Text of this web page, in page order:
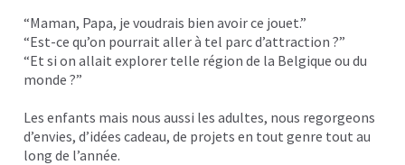
“Maman, Papa, je voudrais bien avoir ce jouet.”
“Est-ce qu’on pourrait aller à tel parc d’attraction ?”
“Et si on allait explorer telle région de la Belgique ou du
monde ?”
Les enfants mais nous aussi les adultes, nous regorgeons
d’envies, d’idées cadeau, de projets en tout genre tout au
long de l’année.